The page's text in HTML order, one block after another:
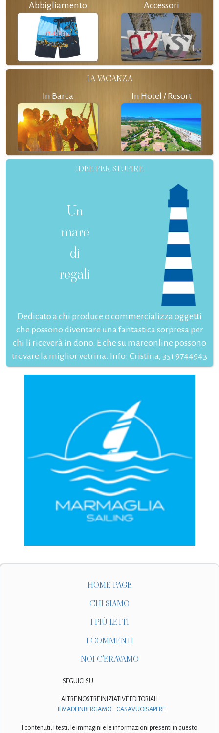
Abbigliamento Accessori
LA VACANZA
In Barca In Hotel / Resort
IDEE PER STUPIRE
Un
mare
di
regali
Dedicato a chi produce o commercializza oggetti
che possono diventare una fantastica sorpresa per
chi li riceverà in dono. E che su mareonline possono
trovare la miglior vetrina. Info: Cristina, 351 9744943
HOME PAGE
CHI SIAMO
I PIÙ LETTI
I COMMENTI
NOI C'ERAVAMO
SEGUICI SU
ALTRE NOSTRE INIZIATIVE EDITORIALI
ILMADEINBERGAMO
CASAVUOISAPERE
I contenuti, i testi, le immagini e le informazioni presenti in questo